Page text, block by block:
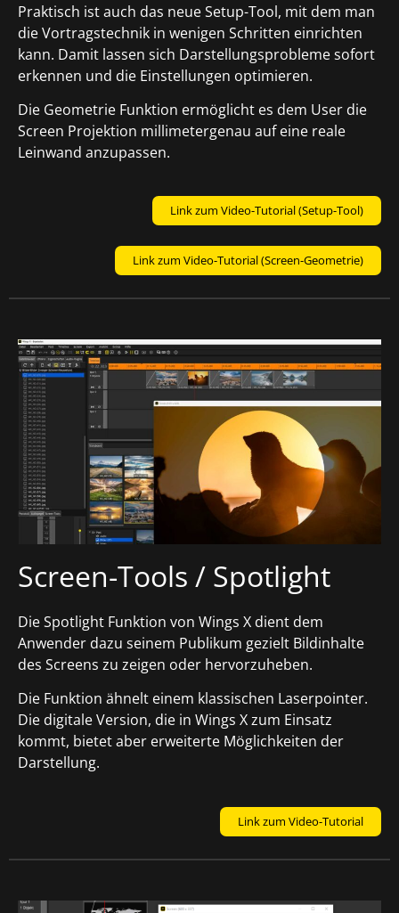
Praktisch ist auch das neue Setup-Tool, mit dem man
die Vortragstechnik in wenigen Schritten einrichten
kann. Damit lassen sich Darstellungsprobleme sofort
erkennen und die Einstellungen optimieren.
Die Geometrie Funktion ermöglicht es dem User die
Screen Projektion millimetergenau auf eine reale
Leinwand anzupassen.
Link zum Video-Tutorial (Setup-Tool)
Link zum Video-Tutorial (Screen-Geometrie)
Screen-Tools / Spotlight
Die Spotlight Funktion von Wings X dient dem
Anwender dazu seinem Publikum gezielt Bildinhalte
des Screens zu zeigen oder hervorzuheben.
Die Funktion ähnelt einem klassischen Laserpointer.
Die digitale Version, die in Wings X zum Einsatz
kommt, bietet aber erweiterte Möglichkeiten der
Darstellung.
Link zum Video-Tutorial